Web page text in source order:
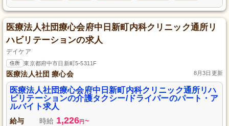
医療法人社団療心会府中日新町内科クリニック通所リ
ハビリテーションの求人
デイケア
住所 東京都府中市日新町5-5311F
医療法人社団 療心会 8月3日更新
医療法人社団療心会府中日新町内科クリニック通所リハ
ビリテーションの介護タクシー/ドライバーのパート・ア
ルバイト求人
給与 時給 1,226円 ~